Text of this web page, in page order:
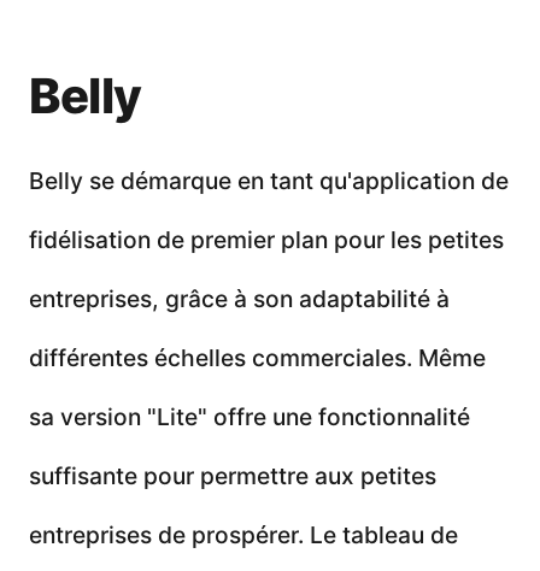
Belly
Belly se démarque en tant qu'application de
fidélisation de premier plan pour les petites
entreprises, grâce à son adaptabilité à
différentes échelles commerciales. Même
sa version "Lite" offre une fonctionnalité
suffisante pour permettre aux petites
entreprises de prospérer. Le tableau de